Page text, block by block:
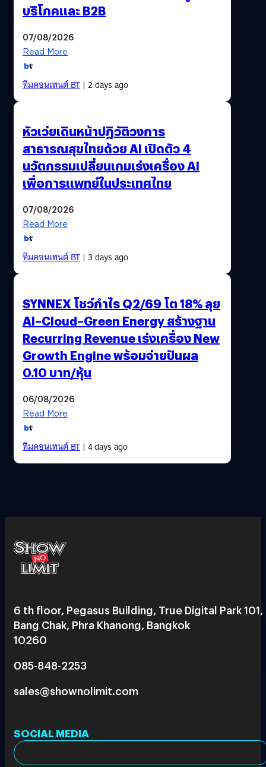
บริโภคและ B2B
07/08/2026
Read More
ทีมคอนเทนต์ BT| 2 days ago
หัวเว่ยเดินหน้าปฏิวัติวงการ
สาธารณสุขไทยด้วย AI เปิดตัว 4
นวัตกรรมเปลี่ยนเกมเร่งเครื่อง AI
เพื่อการแพทย์ในประเทศไทย
07/08/2026
Read More
ทีมคอนเทนต์ BT| 3 days ago
SYNNEX โชว์กำไร Q2/69 โต 18% ลุย
AI–Cloud–Green Energy สร้างฐาน
Recurring Revenue เร่งเครื่อง New
Growth Engine พร้อมจ่ายปันผล
0.10 บาท/หุ้น
06/08/2026
Read More
ทีมคอนเทนต์ BT| 4 days ago
6 th floor, Pegasus Building, True Digital Park 101,
Bang Chak, Phra Khanong, Bangkok
10260
085-848-2253
sales@shownolimit.com
SOCIAL MEDIA